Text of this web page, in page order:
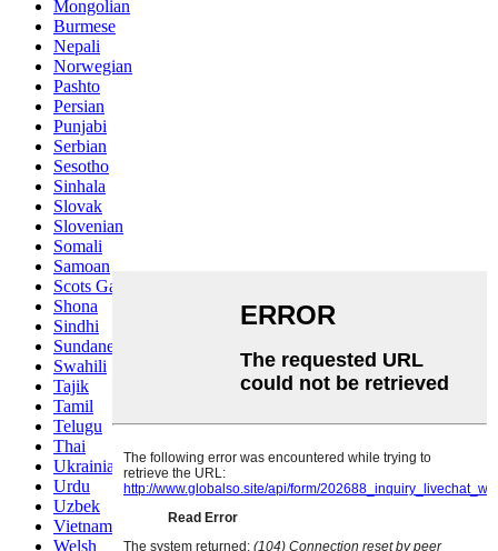
Mongolian
Burmese
Nepali
Norwegian
Pashto
Persian
Punjabi
Serbian
Sesotho
Sinhala
Slovak
Slovenian
Somali
Samoan
Scots Gaelic
Shona
Sindhi
Sundanese
Swahili
Tajik
Tamil
Telugu
Thai
Ukrainian
Urdu
Uzbek
Vietnamese
Welsh